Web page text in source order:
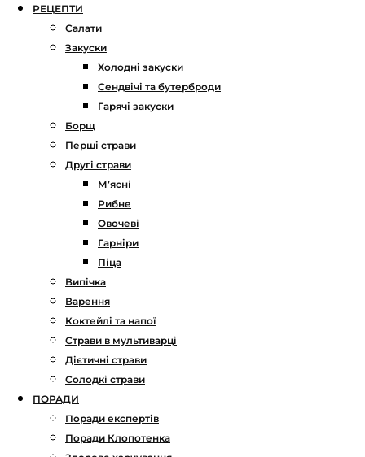
РЕЦЕПТИ
Салати
Закуски
Холодні закуски
Сендвічі та бутерброди
Гарячі закуски
Борщ
Перші страви
Другі страви
М’ясні
Рибне
Овочеві
Гарніри
Піца
Випічка
Варення
Коктейлі та напої
Страви в мультиварці
Дієтичні страви
Солодкі страви
ПОРАДИ
Поради експертів
Поради Клопотенка